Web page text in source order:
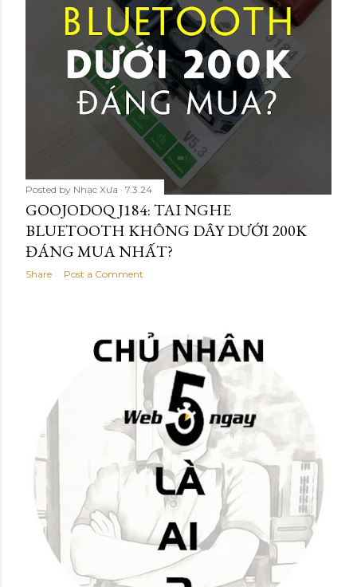
Posted by Nhạc Xưa 7.3.24
GOOJODOQ J184: TAI NGHE
BLUETOOTH KHÔNG DÂY DƯỚI 200K
ĐÁNG MUA NHẤT?
Share Post a Comment